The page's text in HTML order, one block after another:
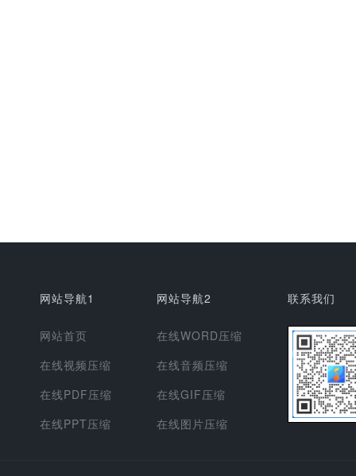
网站导航1
网站首页
在线视频压缩
在线PDF压缩
在线PPT压缩
网站导航2
在线WORD压缩
在线音频压缩
在线GIF压缩
在线图片压缩
联系我们